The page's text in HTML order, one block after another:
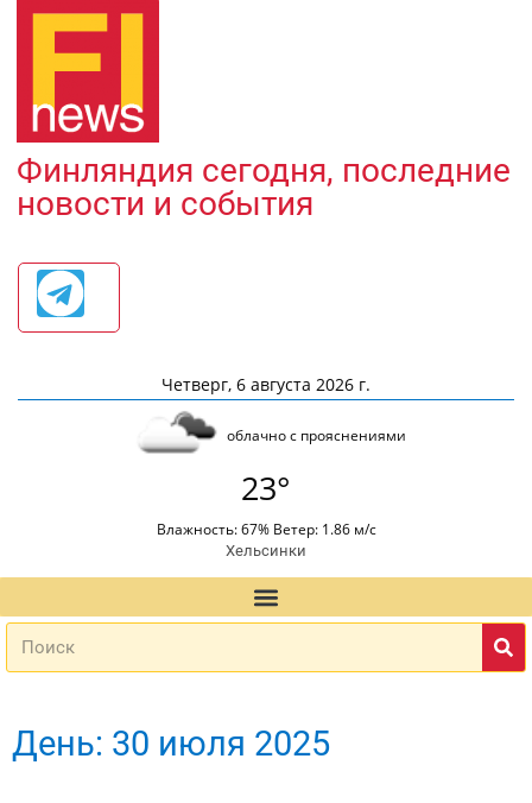
Финляндия сегодня, последние
новости и события
Четверг, 6 августа 2026 г.
облачно с прояснениями
23°
Влажность: 67% Ветер: 1.86 м/с
Хельсинки
День: 30 июля 2025